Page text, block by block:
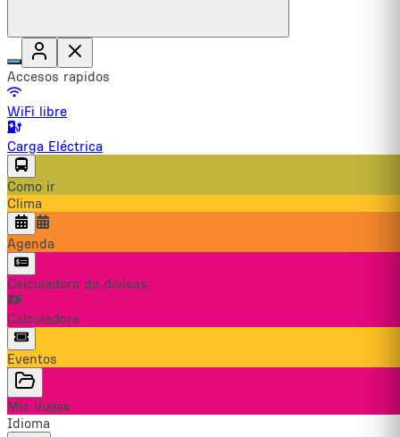
Accesos rapidos
WiFi libre
Carga Eléctrica
Como ir
Clima
Agenda
Calculadora de divisas
Calculadora
Eventos
Mis Viajes
Idioma